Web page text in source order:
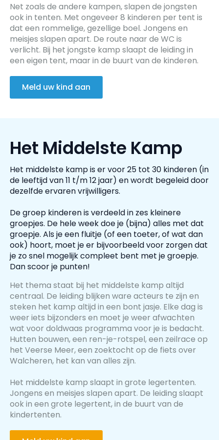
Net zoals de andere kampen, slapen de jongsten
ook in tenten. Met ongeveer 8 kinderen per tent is
dat een rommelige, gezellige boel. Jongens en
meisjes slapen apart. De route naar de WC is
verlicht. Bij het jongste kamp slaapt de leiding in
een eigen tent, maar in de buurt van de kinderen.
Meld uw kind aan
Het Middelste Kamp
Het middelste kamp is er voor 25 tot 30 kinderen (in
de leeftijd van 11 t/m 12 jaar) en wordt begeleid door
dezelfde ervaren vrijwilligers.
De groep kinderen is verdeeld in zes kleinere
groepjes. De hele week doe je (bijna) alles met dat
groepje. Als je een fluitje (of een toeter, of wat dan
ook) hoort, moet je er bijvoorbeeld voor zorgen dat
je zo snel mogelijk compleet bent met je groepje.
Dan scoor je punten!
Het thema staat bij het middelste kamp altijd
centraal. De leiding blijken ware acteurs te zijn en
steken het kamp altijd in een bont jasje. Elke dag is
weer iets bijzonders en moet je weer afwachten
wat voor doldwaas programma voor je is bedacht.
Hutten bouwen, een ren-je-rotspel, een zeilrace op
het Veerse Meer, een zoektocht op de fiets over
Walcheren, het kan van alles zijn.
Het middelste kamp slaapt in grote legertenten.
Jongens en meisjes slapen apart. De leiding slaapt
ook in een grote legertent, in de buurt van de
kindertenten.